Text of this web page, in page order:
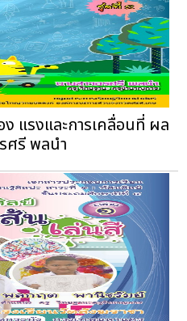
ง แรงและการเคลื่อนที่ ผล
ศรี พลนำ